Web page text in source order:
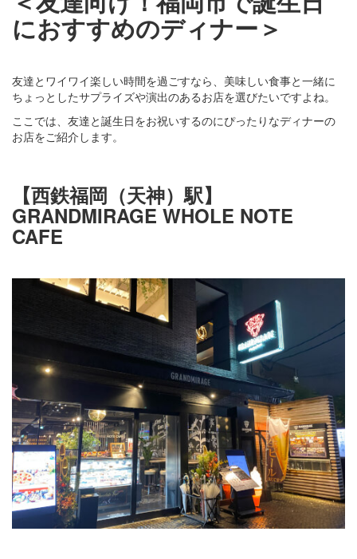
におすすめのディナー＞
友達とワイワイ楽しい時間を過ごすなら、美味しい食事と一緒に
ちょっとしたサプライズや演出のあるお店を選びたいですよね。
ここでは、友達と誕生日をお祝いするのにぴったりなディナーの
お店をご紹介します。
【西鉄福岡（天神）駅】
GRANDMIRAGE WHOLE NOTE
CAFE